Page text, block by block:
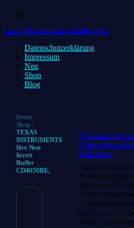
☰
LustvollefedernIhr Schlafexperte
Datenschutz­erklärung
Impressum
Neu
Shop
Blog
Home /
Shop /
TEXAS
INSTRUMENTS
Hex Non
Invert
Buffer
CD4050BE,
TEXAS
Nachhaltigkeit
Matratzen
Nachhaltigkeit
Matratzen In
Nachhaltigkeit
rückt auch das
Fokus. Betten